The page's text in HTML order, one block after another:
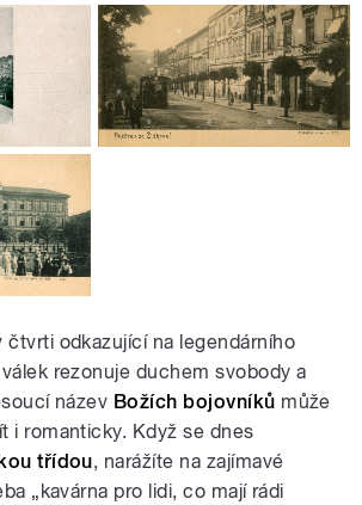
čtvrti odkazující na legendárního
rezonuje duchem svobody a
název Božích bojovníků může
i romanticky. Když se dnes
třídou, narážíte na zajímavé
„kavárna pro lidi, co mají rádi